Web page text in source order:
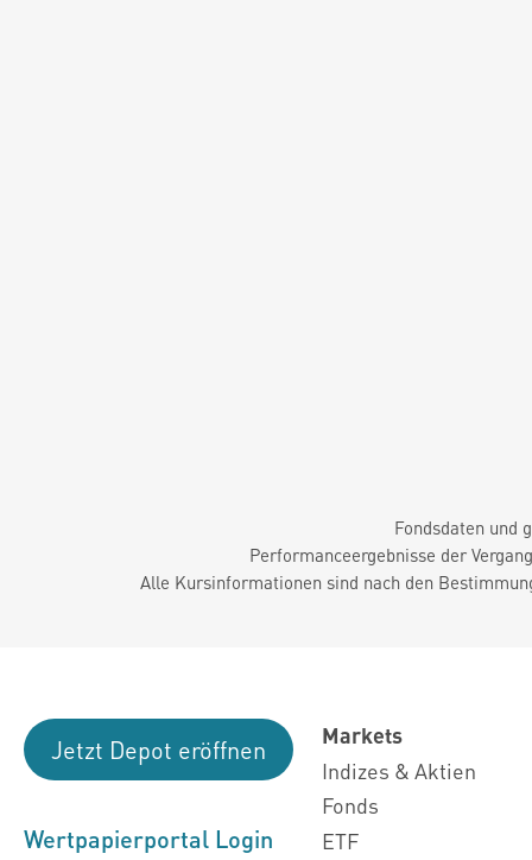
Fondsdaten und
Performanceergebnisse der
Alle Kursinformationen sind nach den
Jetzt Depot eröffnen
Wertpapierportal Login
Markets
Indizes & Aktien
Fonds
ETF